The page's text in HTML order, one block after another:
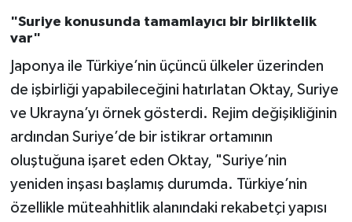
"Suriye konusunda tamamlayıcı bir birliktelik
var"
Japonya ile Türkiye’nin üçüncü ülkeler üzerinden
de işbirliği yapabileceğini hatırlatan Oktay, Suriye
ve Ukrayna’yı örnek gösterdi. Rejim değişikliğinin
ardından Suriye’de bir istikrar ortamının
oluştuğuna işaret eden Oktay, "Suriye’nin
yeniden inşası başlamış durumda. Türkiye’nin
özellikle müteahhitlik alanındaki rekabetçi yapısı